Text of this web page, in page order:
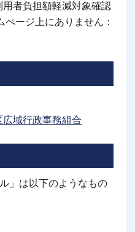
者負担額軽減対象確認
ージ上にありません：
域行政事務組合
」は以下のようなもの